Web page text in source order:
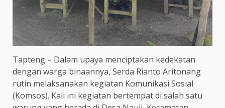
Tapteng – Dalam upaya menciptakan kedekatan
dengan warga binaannya, Serda Rianto Aritonang
rutin melaksanakan kegiatan Komunikasi Sosial
(Komsos). Kali ini kegiatan bertempat di salah satu